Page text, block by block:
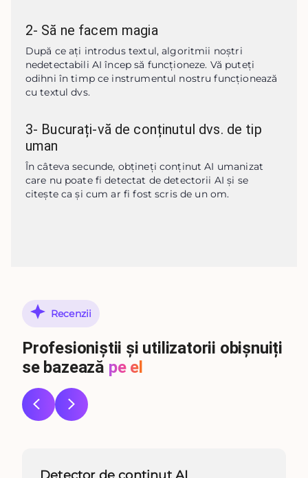
2- Să ne facem magia
După ce ați introdus textul, algoritmii noștri
nedetectabili AI încep să funcționeze. Vă puteți
odihni în timp ce instrumentul nostru funcționează
cu textul dvs.
3- Bucurați-vă de conținutul dvs. de tip
uman
În câteva secunde, obțineți conținut AI umanizat
care nu poate fi detectat de detectorii AI și se
citește ca și cum ar fi fost scris de un om.
Recenzii
Profesioniștii și utilizatorii obișnuiți
se bazează pe el
Detector de conținut AI